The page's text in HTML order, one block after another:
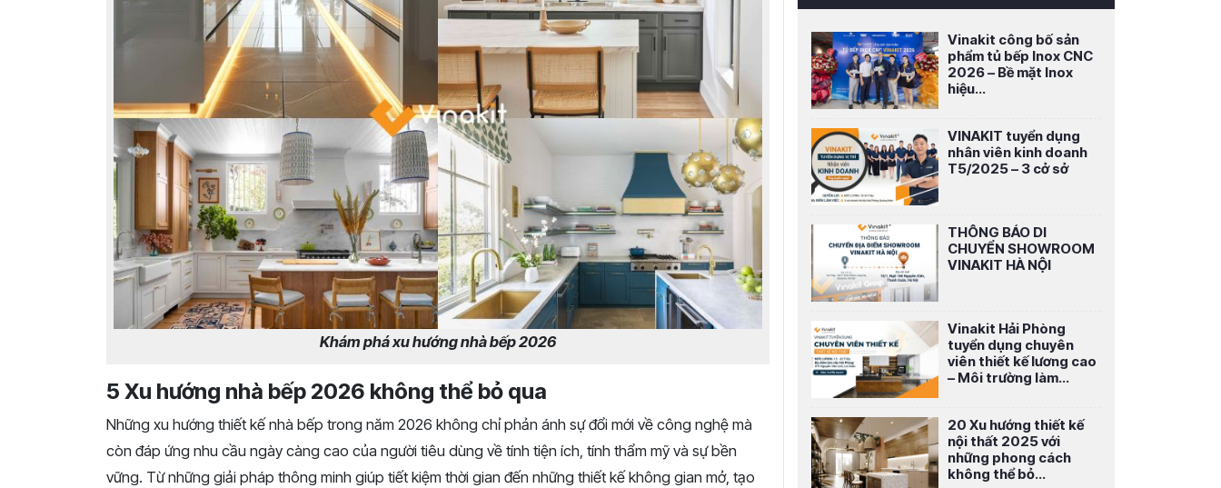
Khám phá xu hướng nhà bếp 2026
5 Xu hướng nhà bếp 2026 không thể bỏ qua
Những xu hướng thiết kế nhà bếp trong năm 2026 không chỉ phản ánh sự đổi mới về công nghệ mà
còn đáp ứng nhu cầu ngày càng cao của người tiêu dùng về tính tiện ích, tính thẩm mỹ và sự bền
vững. Từ những giải pháp thông minh giúp tiết kiệm thời gian đến những thiết kế không gian mở, tạo
Vinakit công bố sản
phẩm tủ bếp Inox CNC
2026 – Bề mặt Inox
hiệu...
VINAKIT tuyển dụng
nhân viên kinh doanh
T5/2025 – 3 cở sở
THÔNG BÁO DI
CHUYỂN SHOWROOM
VINAKIT HÀ NỘI
Vinakit Hải Phòng
tuyển dụng chuyên
viên thiết kế lương cao
– Môi trường làm...
20 Xu hướng thiết kế
nội thất 2025 với
những phong cách
không thể bỏ...